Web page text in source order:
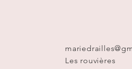
Les rouvières